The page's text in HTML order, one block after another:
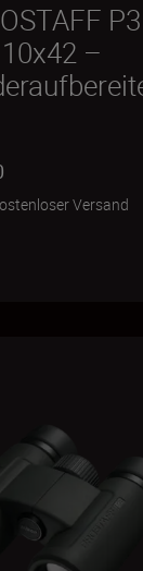
P3
10x42 –
Versand